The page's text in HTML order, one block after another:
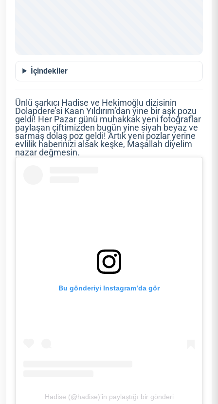
İçindekiler
Ünlü şarkıcı Hadise ve Hekimoğlu dizisinin
Dolapdere’si Kaan Yıldırım’dan yine bir aşk pozu
geldi! Her Pazar günü muhakkak yeni fotoğraflar
paylaşan çiftimizden bugün yine siyah beyaz ve
sarmaş dolaş poz geldi! Artık yeni pozlar yerine
evlilik haberinizi alsak keşke, Maşallah diyelim
nazar değmesin.
Bu gönderiyi Instagram’da gör
Hadise (@hadise)’in paylaştığı bir gönderi